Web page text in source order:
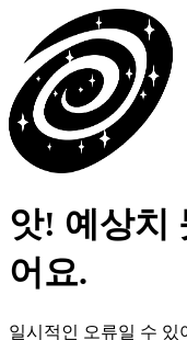
앗! 예상치
어요.
일시적인 오류일 수 있